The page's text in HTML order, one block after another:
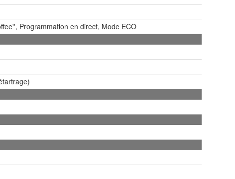
Programmation en direct, Mode ECO